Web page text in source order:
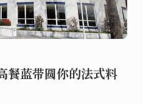
餐蓝带圆你的法式料